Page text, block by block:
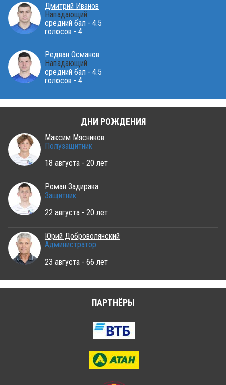
Дмитрий Иванов
Нападающий
средний бал - 4.5
голосов - 4
Редван Османов
Нападающий
средний бал - 4.5
голосов - 4
ДНИ РОЖДЕНИЯ
Максим Мясников
Полузащитник
18 августа - 20 лет
Роман Задирака
Защитник
22 августа - 20 лет
Юрий Доброволянский
Администратор
23 августа - 66 лет
ПАРТНЁРЫ